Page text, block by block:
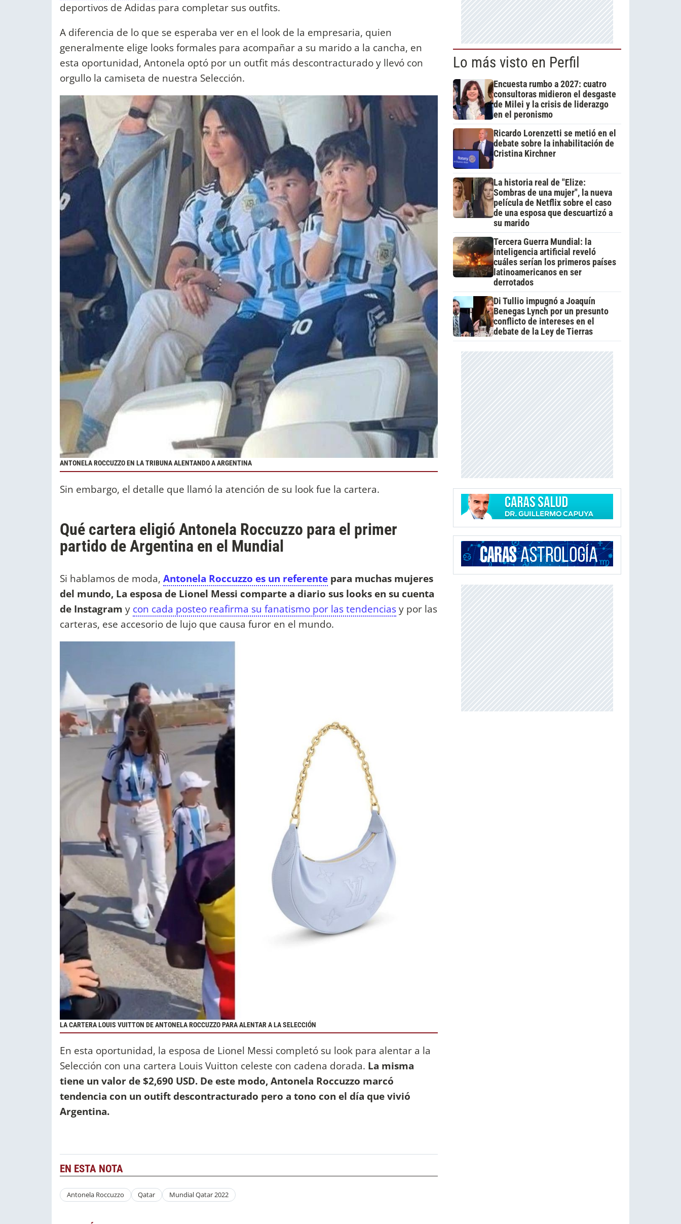
deportivos de Adidas para completar sus outfits.
A diferencia de lo que se esperaba ver en el look de la empresaria, quien
generalmente elige looks formales para acompañar a su marido a la cancha, en
esta oportunidad, Antonela optó por un outfit más descontracturado y llevó con
orgullo la camiseta de nuestra Selección.
ANTONELA ROCCUZZO EN LA TRIBUNA ALENTANDO A ARGENTINA
Sin embargo, el detalle que llamó la atención de su look fue la cartera.
Qué cartera eligió Antonela Roccuzzo para el primer
partido de Argentina en el Mundial
Si hablamos de moda, Antonela Roccuzzo es un referente para muchas mujeres
del mundo, La esposa de Lionel Messi comparte a diario sus looks en su cuenta
de Instagram y con cada posteo reafirma su fanatismo por las tendenciasy por las
carteras, ese accesorio de lujo que causa furor en el mundo.
LA CARTERA LOUIS VUITTON DE ANTONELA ROCCUZZO PARA ALENTAR A LA SELECCIÓN
En esta oportunidad, la esposa de Lionel Messi completó su look para alentar a la
Selección con una cartera Louis Vuitton celeste con cadena dorada. La misma
tiene un valor de $2,690 USD. De este modo, Antonela Roccuzzo marcó
tendencia con un outift descontracturado pero a tono con el día que vivió
Argentina.
EN ESTA NOTA
Antonela Roccuzzo Qatar Mundial Qatar 2022
Lo más visto en Perfil
Encuesta rumbo a 2027: cuatro
consultoras midieron el desgaste
de Milei y la crisis de liderazgo
en el peronismo
Ricardo Lorenzetti se metió en el
debate sobre la inhabilitación de
Cristina Kirchner
La historia real de "Elize:
Sombras de una mujer", la nueva
película de Netflix sobre el caso
de una esposa que descuartizó a
su marido
Tercera Guerra Mundial: la
inteligencia artificial reveló
cuáles serían los primeros países
latinoamericanos en ser
derrotados
Di Tullio impugnó a Joaquín
Benegas Lynch por un presunto
conflicto de intereses en el
debate de la Ley de Tierras